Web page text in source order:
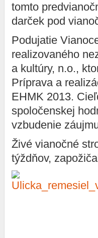
tomto
darček pod
Podujatie
realizovaného
a kultúry, n.o.,
Príprava a
EHMK 2013.
spoločenskej
vzbudenie
Živé vianočné
týždňov,